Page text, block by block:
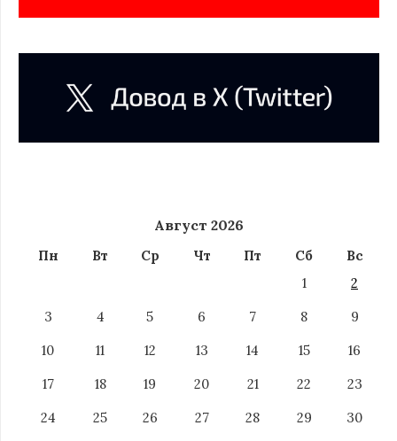
Август 2026
Пн Вт Ср Чт Пт Сб
Вс
1
2
3
4 5 6 7 8
9
10
11 12 13 14 15
16
17
18 19 20 21 22
23
24
25 26 27 28 29
30